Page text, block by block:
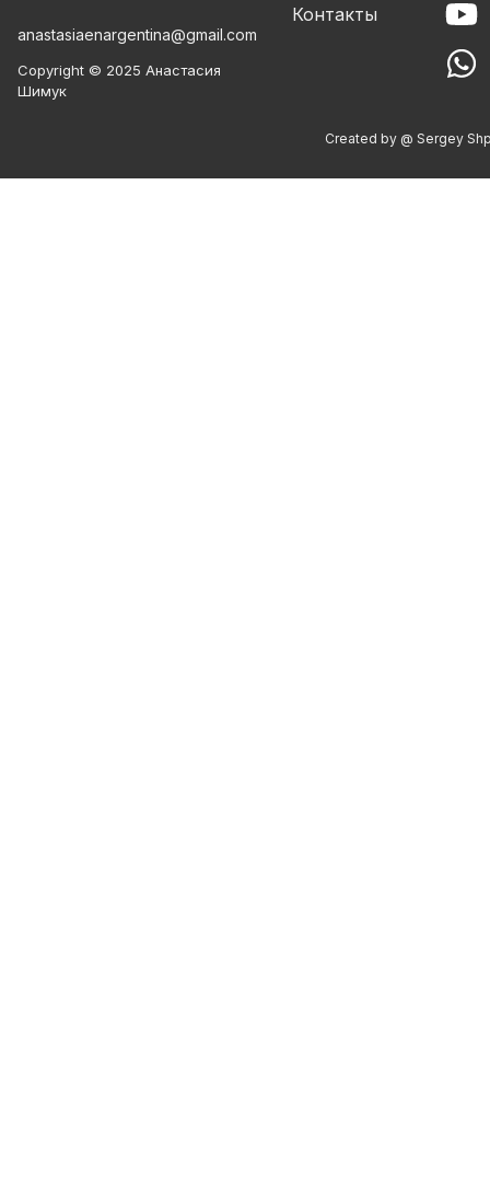
anastasiaenargentina@gmail.com
Copyright © 2025 Анастасия
Шимук
Контакты
Created by @ Sergey